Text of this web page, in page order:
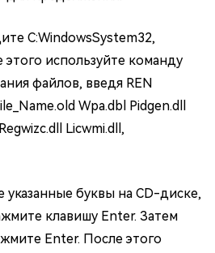
C:WindowsSystem32,
используйте команду
файлов, введя REN
Wpa.dbl Pidgen.dll
Licwmi.dll,
указанные буквы на CD-диске,
клавишу Enter. Затем
Enter. После этого